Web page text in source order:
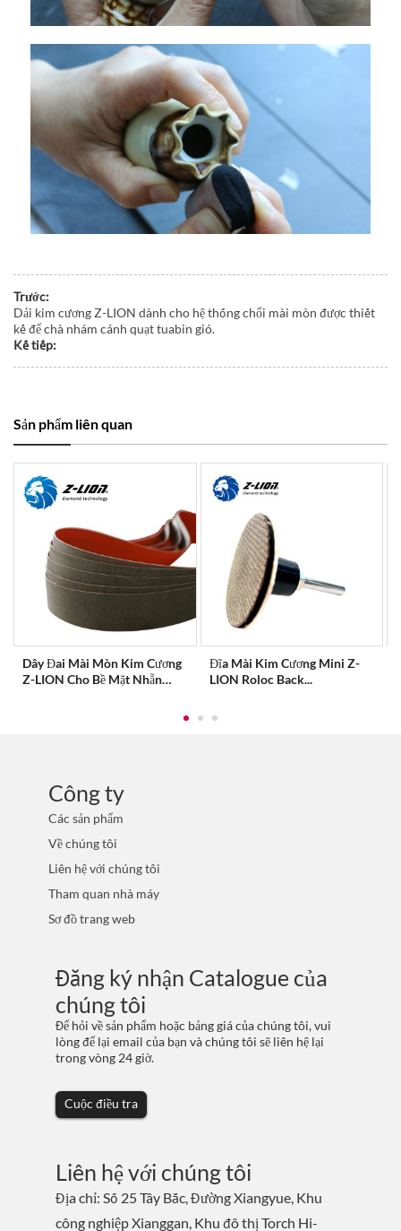
Trước:
Dải kim cương Z-LION dành cho hệ thống chổi mài mòn được thiết
kế để chà nhám cánh quạt tuabin gió.
Kế tiếp:
Sản phẩm liên quan
Dây Đai Mài Mòn Kim Cương
Z-LION Cho Bề Mặt Nhẵn
Đĩa Mài Kim Cương Mini Z-
LION Roloc Back...
Công ty
Các sản phẩm
Về chúng tôi
Liên hệ với chúng tôi
Tham quan nhà máy
Sơ đồ trang web
Đăng ký nhận Catalogue của
chúng tôi
Để hỏi về sản phẩm hoặc bảng giá của chúng tôi, vui
lòng để lại email của bạn và chúng tôi sẽ liên hệ lại
trong vòng 24 giờ.
Cuộc điều tra
Liên hệ với chúng tôi
Địa chỉ: Số 25 Tây Bắc, Đường Xiangyue, Khu
công nghiệp Xianggan, Khu đô thị Torch Hi-